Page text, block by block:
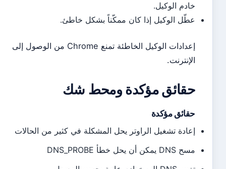
الوكيل.
الوكيل إذا كان ممكّناً بشكل خاطئ.
إعدادات الوكيل الخاطئة تمنع Chrome من الوصول إلى
مؤكدة ومحط شك
مؤكدة
تشغيل الراوتر يحل المشكلة في كثير من الحالات